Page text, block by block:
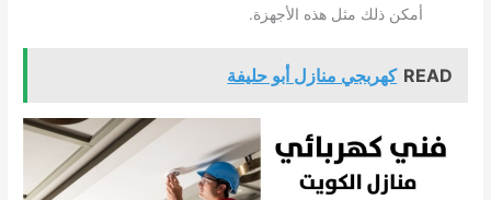
أمكن ذلك مثل هذه الأجهزة.
READ كهربجي منازل أبو حليفة